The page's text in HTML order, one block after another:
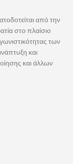
από την
στο πλαίσιο
των
και
και άλλων